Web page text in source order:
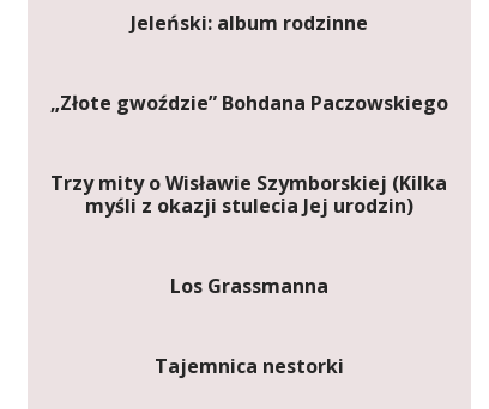
Jeleński: album rodzinne
„Złote gwoździe” Bohdana Paczowskiego
Trzy mity o Wisławie Szymborskiej (Kilka
myśli z okazji stulecia Jej urodzin)
Los Grassmanna
Tajemnica nestorki